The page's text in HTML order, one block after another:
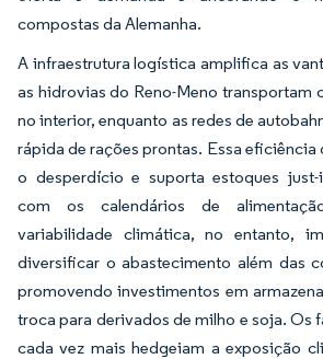
compostas da Alemanha.
A infraestrutura logística amplifica as
as hidrovias do Reno-Meno transportam
no interior, enquanto as redes de
rápida de rações prontas. Essa
o desperdício e suporta estoques just-
com os calendários de
variabilidade climática, no entanto,
diversificar o abastecimento além das
promovendo investimentos em
troca para derivados de milho e soja. Os
cada vez mais hedgeiam a exposição